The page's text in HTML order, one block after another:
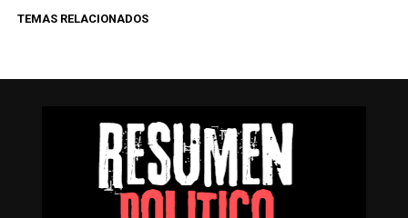
TEMAS RELACIONADOS